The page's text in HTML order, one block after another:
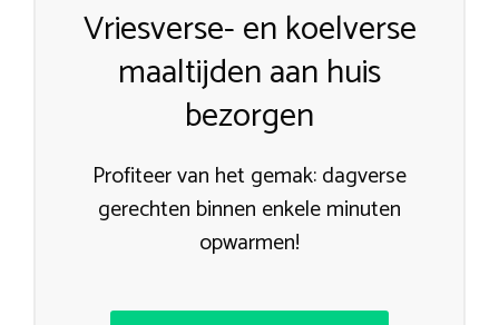
Vriesverse- en koelverse
maaltijden aan huis
bezorgen
Profiteer van het gemak: dagverse
gerechten binnen enkele minuten
opwarmen!